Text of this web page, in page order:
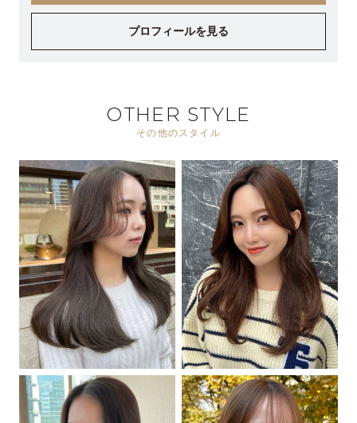
プロフィールを見る
OTHER STYLE
その他のスタイル